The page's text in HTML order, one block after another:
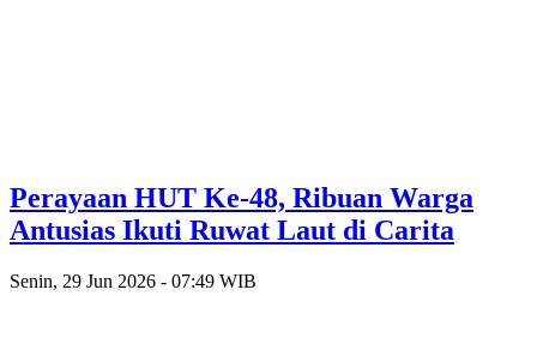
Perayaan HUT Ke-48, Ribuan Warga
Antusias Ikuti Ruwat Laut di Carita
Senin, 29 Jun 2026 - 07:49 WIB